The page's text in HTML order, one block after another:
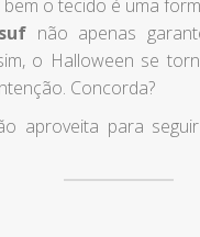
o tecido é uma
não apenas
o Halloween se
Concorda?
aproveita para